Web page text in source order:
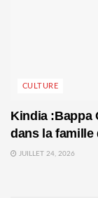
CULTURE
Kindia :Bappa
dans la famille
JUILLET 24, 2026